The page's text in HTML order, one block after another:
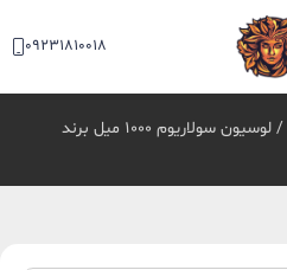
09231810018
/ لوسیون سولاریوم 1000 میل برند